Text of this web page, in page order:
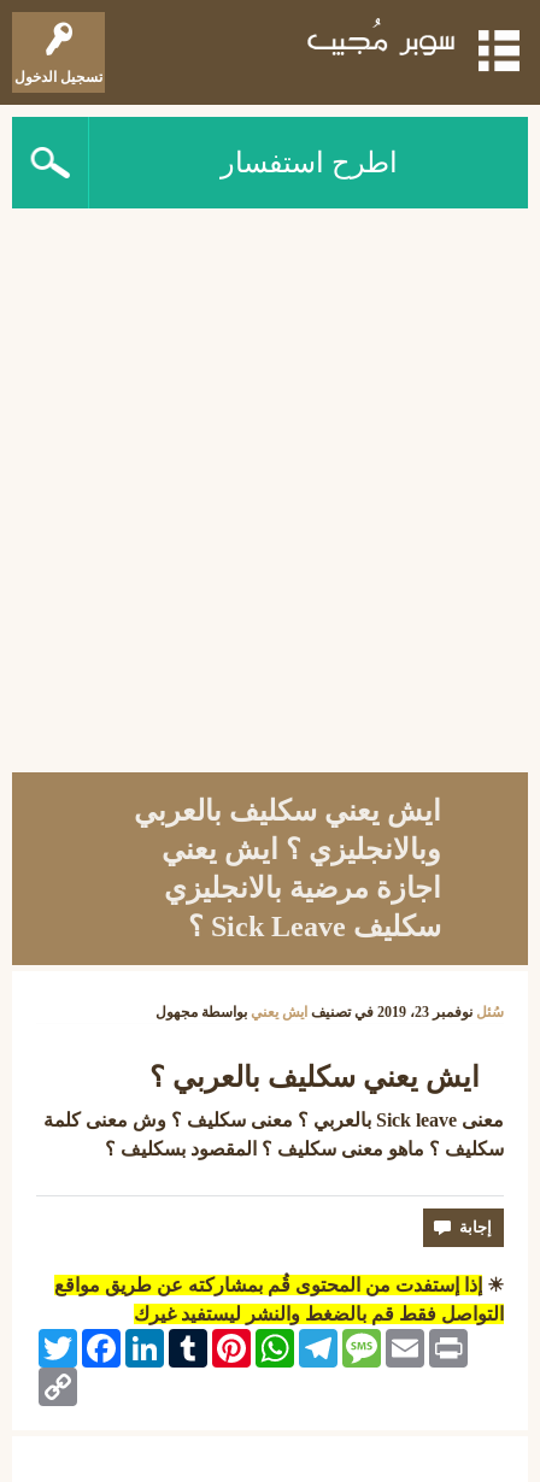
تسجيل الدخول
اطرح استفسار
ايش يعني سكليف بالعربي
وبالانجليزي ؟ ايش يعني
اجازة مرضية بالانجليزي
سكليف Sick Leave ؟
سُئل نوفمبر 23، 2019 في تصنيف ايش يعني بواسطة مجهول
ايش يعني سكليف بالعربي ؟
معنى Sick leave بالعربي ؟ معنى سكليف ؟ وش معنى كلمة
سكليف ؟ ماهو معنى سكليف ؟ المقصود بسكليف ؟
☀ إذا إستفدت من المحتوى قُم بمشاركته عن طريق مواقع
التواصل فقط قم بالضغط والنشر ليستفيد غيرك
Twitter
FacebookLinkedInTumblrPinterest
WhatsAppTelegramMessageEmail Print
Copy
Link